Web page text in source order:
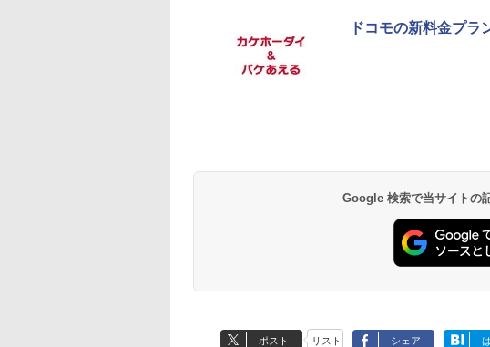
ドコモの新料金プ
Google 検索で当サイトの
ポスト リスト シェア